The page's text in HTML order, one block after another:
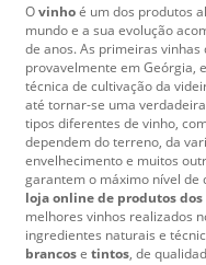
Ovinhoé um dos produtos
mundo e a sua evolução
de anos. As primeiras
provavelmente em Geórgia,
técnica de cultivação da
até tornar-se uma
tipos diferentes de vinho,
dependem do terreno, da
envelhecimento e muitos
garantem o máximo nível de
loja online de produtos
melhores vinhos realizados
ingredientes naturais e
brancose tintos, de